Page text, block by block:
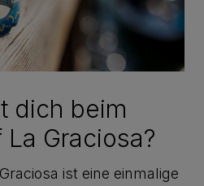
dich beim
Graciosa?
ist eine einmalige